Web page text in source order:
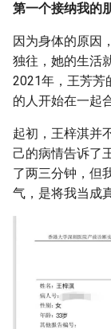
第一个接纳我的
因为身体的原因
独往，她的生活
2021年，王芳芳
的人开始在一起
起初，王梓淇并
己的病情告诉了
了两三分钟，但
气，是将我当成